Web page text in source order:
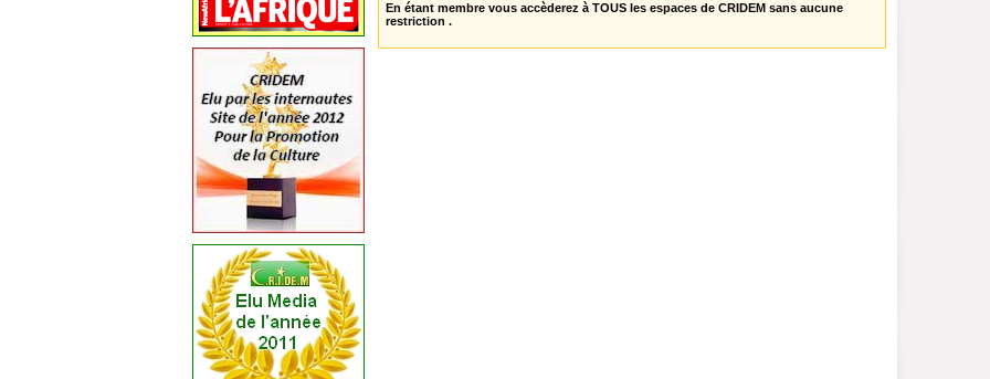
En étant membre vous accèderez à TOUS les espaces de CRIDEM sans aucune
restriction .